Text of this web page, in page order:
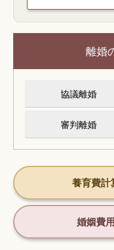
離婚
協議離婚
審判離婚
養育費計
婚姻費